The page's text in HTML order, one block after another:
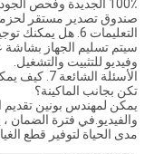
100٪ الجديدة وفحص الجودة قبل التسليم من المصنع.
صندوق تصدير مستقر
التعليمات 6. هل يمكنك توجيه العمل؟
سيتم تسليم الجهاز بشاشة
وفيديو للتثبيت والتشغيل.
الأسئلة
تكن بجانب الماكينة؟
يمكن لمهندس بونين تقديم
والفيديو.في فترة الضمان ،
مدى الحياة لتوفير قطع